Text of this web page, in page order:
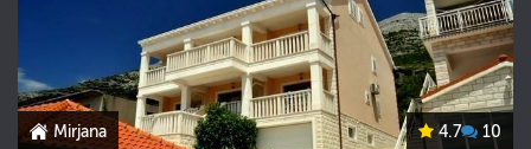
Mirjana 4.7 10